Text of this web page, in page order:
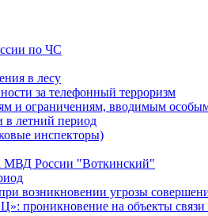
по ЧС
в лесу
за телефонный терроризм
и ограничениям, вводимым
в летний период
инспекторы)
МВД России "Воткинский"
возникновении угрозы
проникновение на объекты связи